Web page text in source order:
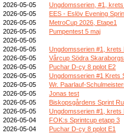
2026-05-05
Ungdomsserien, #1,
2026-05-05
EES - Eslöv Evening
2026-05-05
MetroCup 2026, Etape1
2026-05-05
Pumpentest 5 maj
2026-05-05
2026-05-05
Ungdomsserien #1, krets
2026-05-05
Vårcup Södra
2026-05-05
Puchar D-cy 8 pplot E2
2026-05-05
Ungdomsserien #1 Krets
2026-05-05
Wr. Paarlauf-
2026-05-05
Jonas test
2026-05-05
Biskopsgårdens Sprint
2026-05-05
Ungdomsserien #1, krets
2026-05-04
FOK:s Sprintcup etapp 3
2026-05-04
Puchar D-cy 8 pplot E1